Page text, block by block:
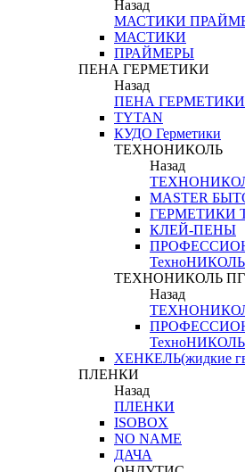
Назад
МАСТИКИ
МАСТИКИ
ПРАЙМЕРЫ
ПЕНА ГЕРМЕТИКИ
Назад
ПЕНА ГЕРМЕТИКИ
TYTAN
КУДО Герметики
ТЕХНОНИКОЛЬ
Назад
MASTER
ГЕРМЕТИКИ
КЛЕЙ-ПЕНЫ
ТехноНИКОЛЬ
ТЕХНОНИКОЛЬ ПГ
Назад
ТехноНИКОЛЬ
ХЕНКЕЛЬ(жидкие
ПЛЕНКИ
Назад
ПЛЕНКИ
ISOBOX
NO NAME
ДАЧА